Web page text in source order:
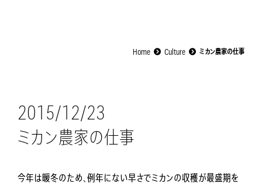
Home Culture ミカン農家の仕事
2015/12/23
ミカン農家の仕事
今年は暖冬のため、例年にない早さでミカンの収穫が最盛期を